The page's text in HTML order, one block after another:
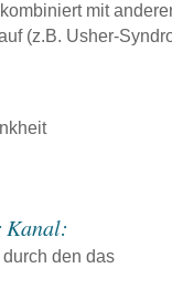
mit
(z.B. Usher-
Kanal:
den das